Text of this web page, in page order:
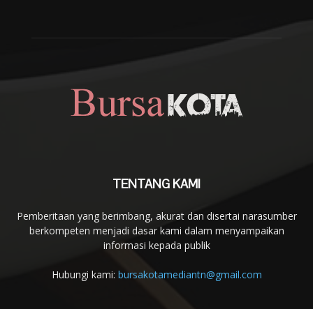
TENTANG KAMI
Pemberitaan yang berimbang, akurat dan disertai narasumber
berkompeten menjadi dasar kami dalam menyampaikan
informasi kepada publik
Hubungi kami: bursakotamediantn@gmail.com